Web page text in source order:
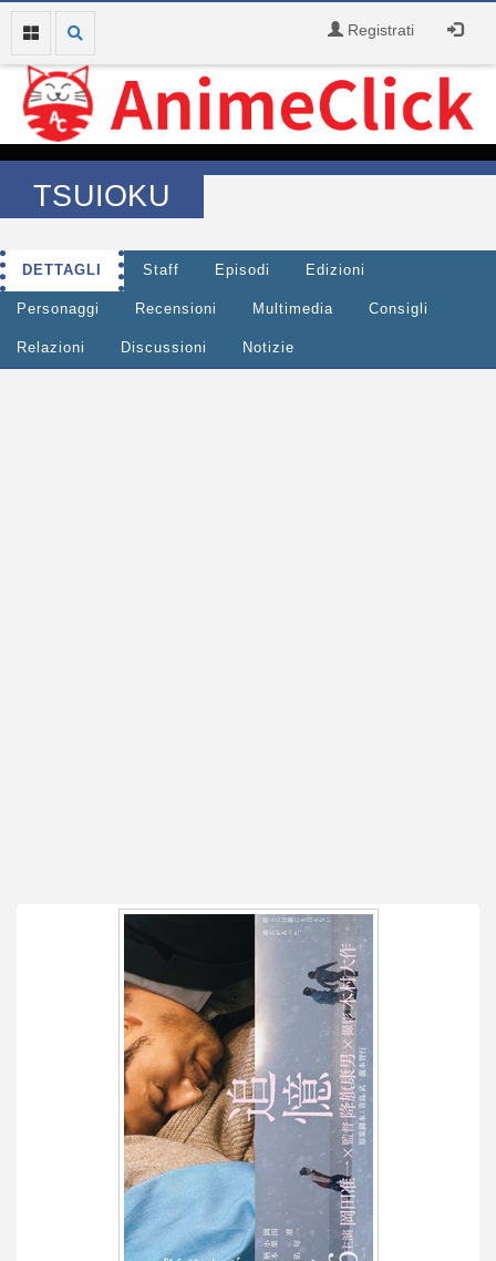
Registrati
TSUIOKU
DETTAGLI Staff Episodi Edizioni
Personaggi Recensioni Multimedia Consigli
Relazioni Discussioni Notizie